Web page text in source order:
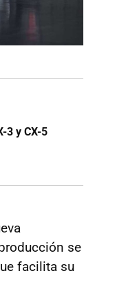
3 y CX-5
se
facilita su